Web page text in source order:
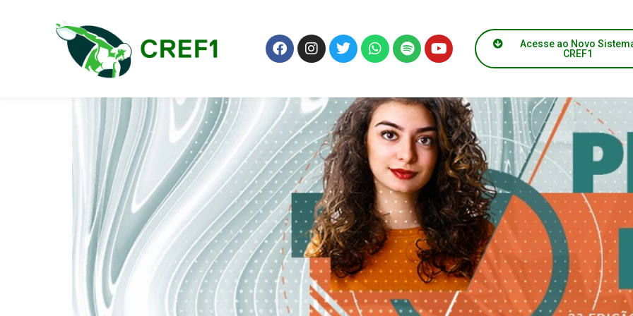
Acesse ao Novo
CREF1
Localização:
3ª Edição de Preparatório para Concursos